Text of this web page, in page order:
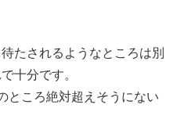
たされるようなところは別
十分です。
ところ絶対超えそうにない